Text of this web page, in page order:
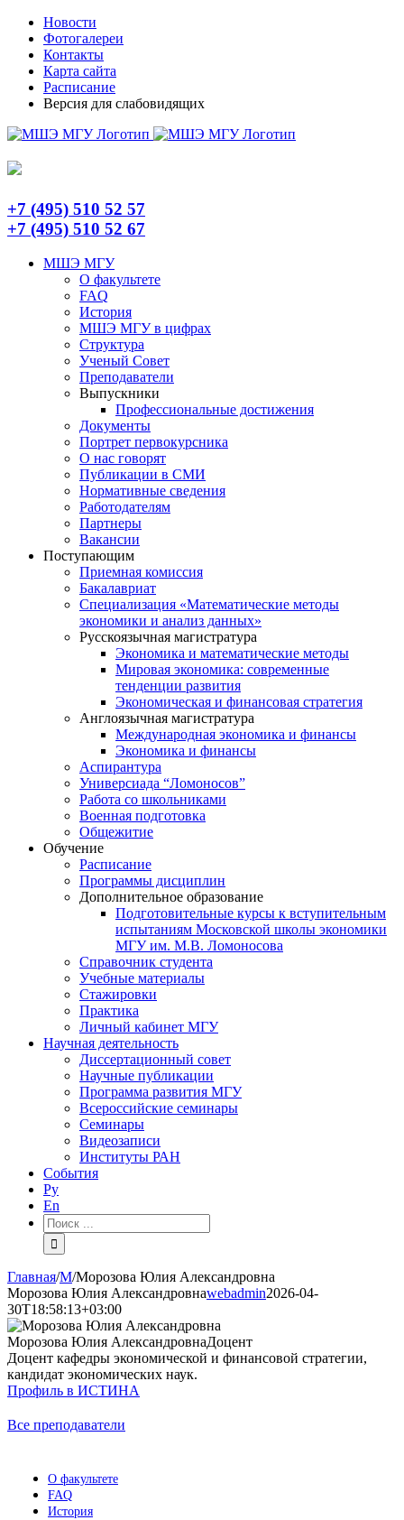
Skip
content
TelegramНовости
Фотогалереи
Контакты
Карта сайта
Расписание
Версия для слабовидящих
+7 (495) 510 52 57
+7 (495) 510 52 67
МШЭ МГУ
О факультете
FAQ
История
МШЭ МГУ в цифрах
Структура
Ученый Совет
Преподаватели
Выпускники
Профессиональные достижения
Документы
Портрет первокурсника
О нас говорят
Публикации в СМИ
Нормативные сведения
Работодателям
Партнеры
Вакансии
Поступающим
Приемная комиссия
Бакалавриат
Специализация «Математические методы
экономики и анализ данных»
Русскоязычная магистратура
Экономика и математические методы
Мировая экономика: современные
тенденции развития
Экономическая и финансовая стратегия
Англоязычная магистратура
Международная экономика и финансы
Экономика и финансы
Аспирантура
Универсиада “Ломоносов”
Работа со школьниками
Военная подготовка
Общежитие
Обучение
Расписание
Программы дисциплин
Дополнительное образование
Подготовительные курсы к вступительным
испытаниям Московской школы экономики
МГУ им. М.В. Ломоносова
Справочник студента
Учебные материалы
Стажировки
Практика
Личный кабинет МГУ
Научная деятельность
Диссертационный совет
Научные публикации
Программа развития МГУ
Всероссийские семинары
Семинары
Видеозаписи
Институты РАН
События
Ру
En
Результат
поиска:
Главная/М/Морозова Юлия Александровна
Морозова Юлия Александровнаwebadmin2026-04-
30T18:58:13+03:00
Морозова Юлия АлександровнаДоцент
Доцент кафедры экономической и финансовой стратегии,
кандидат экономических наук.
Профиль в ИСТИНА
Все преподаватели
О факультете
FAQ
История